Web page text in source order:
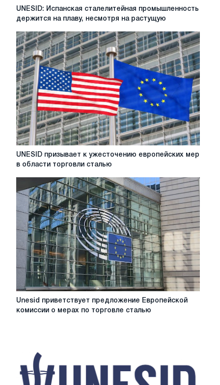
UNESID:
промышленность
держится
на
плаву,
несмотря
на
растущую
неопределенность
в
торговле,
но
более
гарантий
UNESID: Испанская сталелитейная промышленность
держится на плаву, несмотря на растущую
UNESID
призывает
ужесточению
европейских
мер
в
области
торговли
сталью
UNESID призывает к ужесточению европейских мер
в области торговли сталью
Unesid
мерах
по
торговле
Unesid приветствует предложение Европейской
комиссии о мерах по торговле сталью